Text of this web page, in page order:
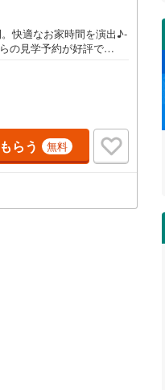
快適なお家時間を演出♪-
の見学予約が好評で
計につき、お部屋の
低学年のお子様も安心で
ン交換、全室クロス張
ォームもグループ会社
可能な体制でお待ちして
。◎水回り交換を含む内
お子様の通学も安心で健
らう 無料
)
町(22)
町 (16)
町
)